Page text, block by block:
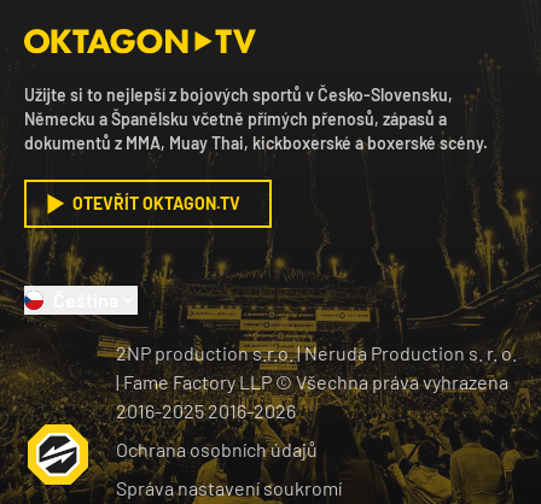
Užijte si to nejlepší z bojových sportů v Česko-Slovensku,
Německu a Španělsku včetně přímých přenosů, zápasů a
dokumentů z MMA, Muay Thai, kickboxerské a boxerské scény.
OTEVŘÍT OKTAGON.TV
2NP production s.r.o.|Neruda Production s. r. o.
| Fame Factory LLP © Všechna práva vyhrazena
2016-20252016-2026
Ochrana osobních údajů
Správa nastavení soukromí